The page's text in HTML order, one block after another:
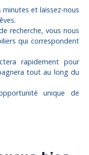
minutes et laissez-nous
recherche, vous nous
qui correspondent
rapidement pour
tout au long du
unique de